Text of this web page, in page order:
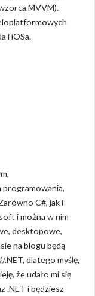
MVVM).
i iOSa.
C#, jak i
i można w nim
desktopowe,
na blogu będą
.NET, dlatego myślę,
że udało mi się
.NET i będziesz